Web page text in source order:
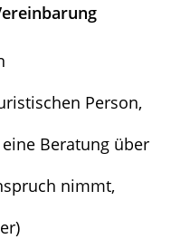
Person,
Beratung über
nimmt,